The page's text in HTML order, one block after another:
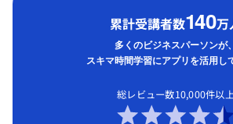
累計受講者数140万
多くのビジネスパーソンが、
スキマ時間学習にアプリを活用し
総レビュー数10,000件以